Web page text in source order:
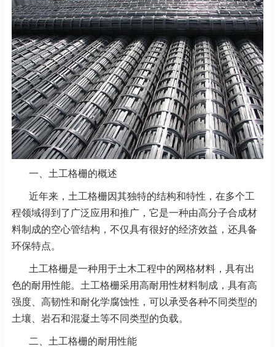
一、土工格栅的概述
近年来，土工格栅因其独特的结构和特性，在多个工
程领域得到了广泛应用和推广，它是一种由高分子合成材
料制成的空心管结构，不仅具有很好的经济效益，还具备
环保特点。
土工格栅是一种用于土木工程中的网格材料，具有出
色的耐用性能。土工格栅采用高耐用性材料制成，具有高
强度、高韧性和耐化学腐蚀性，可以承受各种不同类型的
土壤、岩石和混凝土等不同类型的负载。
二、土工格栅的耐用性能